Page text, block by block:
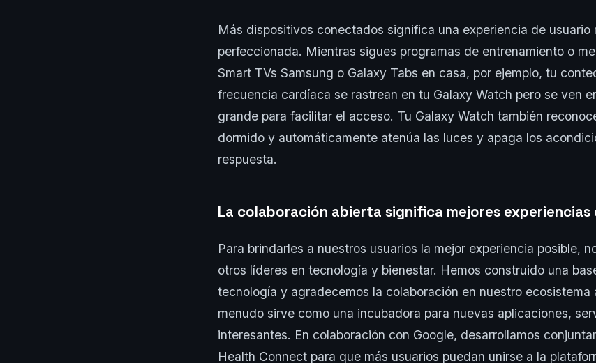
Más dispositivos conectados significa una experiencia de usuario
perfeccionada. Mientras sigues programas de entrenamiento o
Smart TVs Samsung o Galaxy Tabs en casa, por ejemplo, tu
frecuencia cardíaca se rastrean en tu Galaxy Watch pero se ven
grande para facilitar el acceso. Tu Galaxy Watch también
dormido y automáticamente atenúa las luces y apaga los
respuesta.
La colaboración abierta significa mejores experiencias
Para brindarles a nuestros usuarios la mejor experiencia posible,
otros líderes en tecnología y bienestar. Hemos construido una
tecnología y agradecemos la colaboración en nuestro ecosistema
menudo sirve como una incubadora para nuevas aplicaciones,
interesantes. En colaboración con Google, desarrollamos
Health Connect para que más usuarios puedan unirse a la